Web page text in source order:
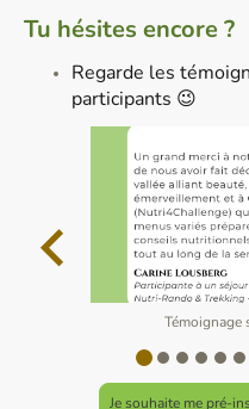
Tu hésites encore ?
Regarde les
participants 😉
Témoignage
Je souhaite me pré-